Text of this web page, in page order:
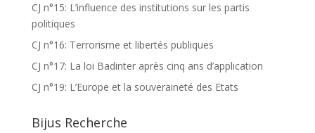
CJ n°15: L’influence des institutions sur les partis
politiques
CJ n°16: Terrorisme et libertés publiques
CJ n°17: La loi Badinter après cinq ans d’application
CJ n°19: L’Europe et la souveraineté des Etats
Bijus Recherche